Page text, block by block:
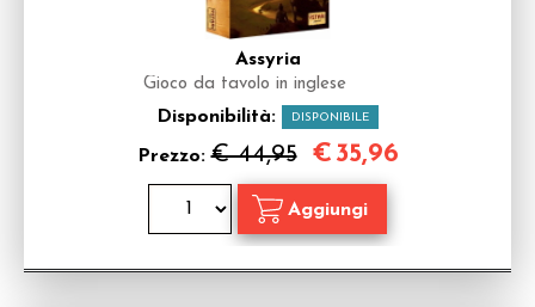
Assyria
Gioco da tavolo in inglese
Disponibilità: DISPONIBILE
Prezzo:€ 44,95 € 35,96